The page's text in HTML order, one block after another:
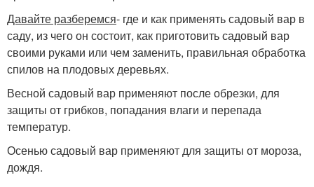
Давайте разберемся- где и как применять садовый вар в
саду, из чего он состоит, как приготовить садовый вар
своими руками или чем заменить, правильная обработка
спилов на плодовых деревьях.
Весной садовый вар применяют после обрезки, для
защиты от грибков, попадания влаги и перепада
температур.
Осенью садовый вар применяют для защиты от мороза,
дождя.